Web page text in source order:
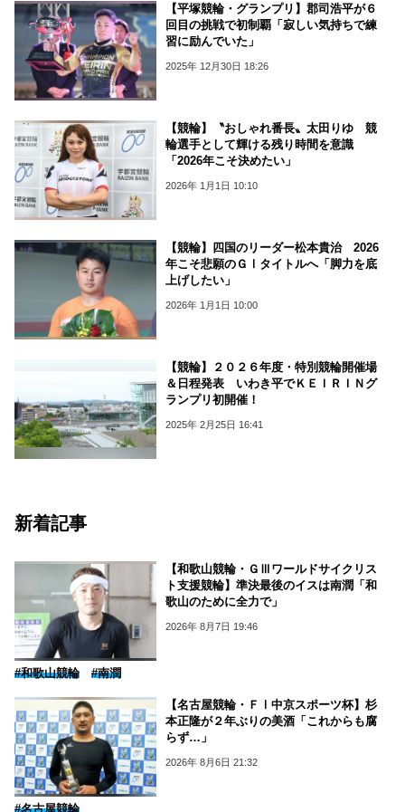
【平塚競輪・グランプリ】郡司浩平が６
回目の挑戦で初制覇「寂しい気持ちで練
習に励んでいた」
2025年 12月30日 18:26
【競輪】〝おしゃれ番長〟太田りゆ 競
輪選手として輝ける残り時間を意識
「2026年こそ決めたい」
2026年 1月1日 10:10
【競輪】四国のリーダー松本貴治 2026
年こそ悲願のＧⅠタイトルへ「脚力を底
上げしたい」
2026年 1月1日 10:00
【競輪】２０２６年度・特別競輪開催場
＆日程発表 いわき平でＫＥＩＲＩＮグ
ランプリ初開催！
2025年 2月25日 16:41
新着記事
【和歌山競輪・ＧⅢワールドサイクリス
ト支援競輪】準決最後のイスは南潤「和
歌山のために全力で」
2026年 8月7日 19:46
#和歌山競輪 #南潤
【名古屋競輪・ＦⅠ中京スポーツ杯】杉
本正隆が２年ぶりの美酒「これからも腐
らず…」
2026年 8月6日 21:32
#名古屋競輪